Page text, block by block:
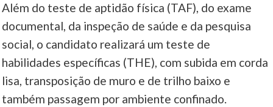
Além do teste de aptidão física (TAF), do exame
documental, da inspeção de saúde e da pesquisa
social, o candidato realizará um teste de
habilidades específicas (THE), com subida em corda
lisa, transposição de muro e de trilho baixo e
também passagem por ambiente confinado.